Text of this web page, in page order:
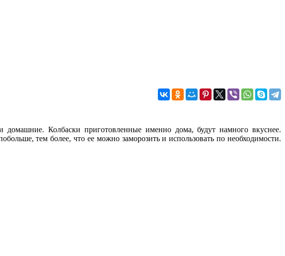
домашние. Колбаски приготовленные именно дома, будут намного вкуснее.
тем более, что ее можно заморозить и использовать по необходимости.